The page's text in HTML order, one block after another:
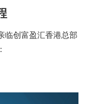
临创富盈汇香港总部